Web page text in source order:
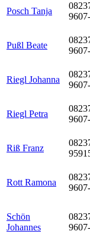
Posch Tanja
Pußl Beate
Riegl Johanna
Riegl Petra
Riß Franz
Rott Ramona
Schön
Johannes